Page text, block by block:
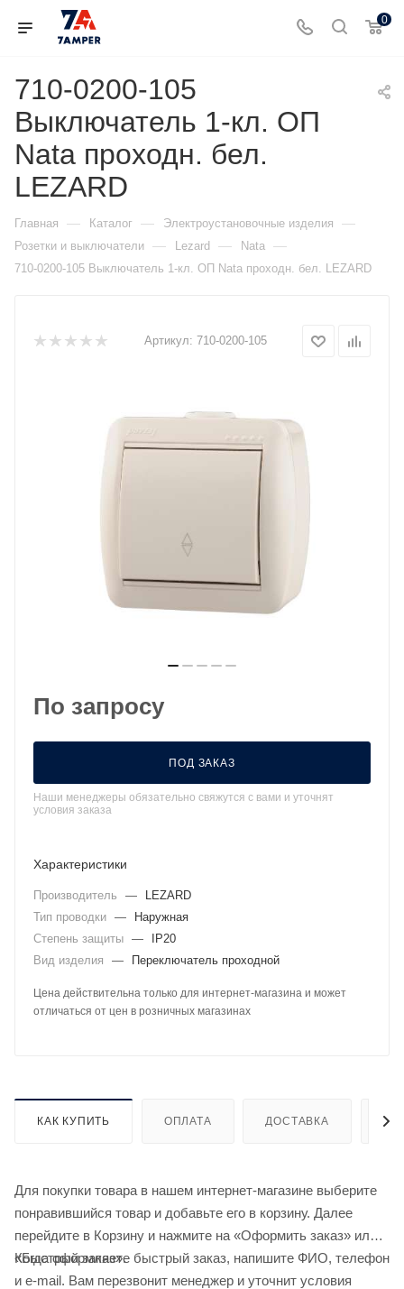
0
710-0200-105
Выключатель 1-кл. ОП
Nata проходн. бел.
LEZARD
Главная — Каталог — Электроустановочные изделия —
Розетки и выключатели — Lezard — Nata —
710-0200-105 Выключатель 1-кл. ОП Nata проходн. бел. LEZARD
Артикул: 710-0200-105
По запросу
ПОД ЗАКАЗ
Наши менеджеры обязательно свяжутся с вами и уточнят
условия заказа
Характеристики
Производитель —
LEZARD
Тип проводки —
Наружная
Степень защиты —
IP20
Вид изделия
— Переключатель проходной
Цена действительна только для интернет-магазина и может
отличаться от цен в розничных магазинах
КАК КУПИТЬ ОПЛАТА ДОСТАВКА
Для покупки товара в нашем интернет-магазине выберите
понравившийся товар и добавьте его в корзину. Далее
перейдите в Корзину и нажмите на «Оформить заказ» или
«Быстрый заказ».
Когда оформляете быстрый заказ, напишите ФИО, телефон
и e-mail. Вам перезвонит менеджер и уточнит условия